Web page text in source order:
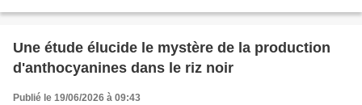
Une étude élucide le mystère de la production
d'anthocyanines dans le riz noir
Publié le 19/06/2026 à 09:43